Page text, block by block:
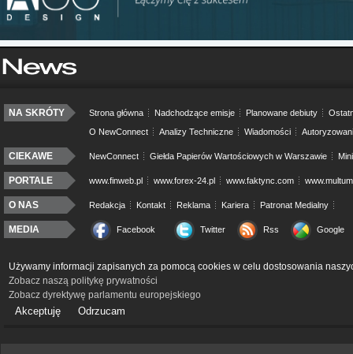
NA SKRÓTY Strona główna Nadchodzące emisje Planowane debiuty
O NewConnect
Analizy Techniczne Wiadomości
CIEKAWE NewConnect Giełda Papierów Wartościowych w Warszawie
PORTALE www.finweb.pl www.forex-24.pl www.faktync.com
O NAS Redakcja Kontakt Reklama Kariera Patronat Medialny
MEDIA Facebook Twitter Rss Google
Używamy informacji zapisanych za pomocą cookies w celu dostosowania
Zobacz naszą politykę prywatności
Zobacz dyrektywę parlamentu europejskiego
Akceptuję Odrzucam